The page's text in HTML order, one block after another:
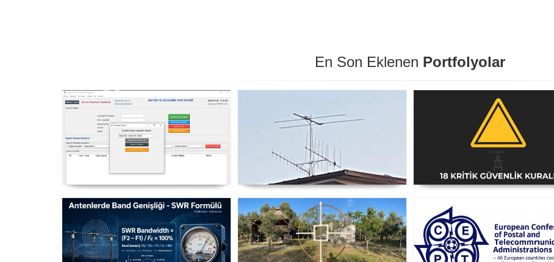
En Son Eklenen Portfolyolar
NexQso Telsiz Çevrim Kayıt
Yagi Anten Yönü Nasıl Belirlenir
Amatör Telsiz İstasyonları